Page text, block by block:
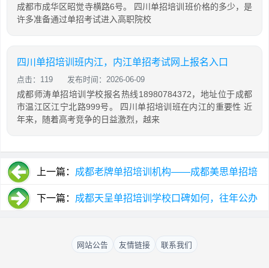
成都市成华区昭觉寺横路6号。 四川单招培训班价格的多少，是
许多准备通过单招考试进入高职院校
四川单招培训班内江，内江单招考试网上报名入口
点击：119 发布时间：2026-06-09
成都师涛单招培训学校报名热线18980784372，地址位于成都
市温江区江宁北路999号。 四川单招培训班在内江的重要性 近
年来，随着高考竞争的日益激烈，越来
上一篇： 成都老牌单招培训机构——成都美思单招培
训学校怎么样，历年升学率，口碑如何
下一篇： 成都天呈单招培训学校口碑如何，往年公办
网站公告 友情链接 联系我们